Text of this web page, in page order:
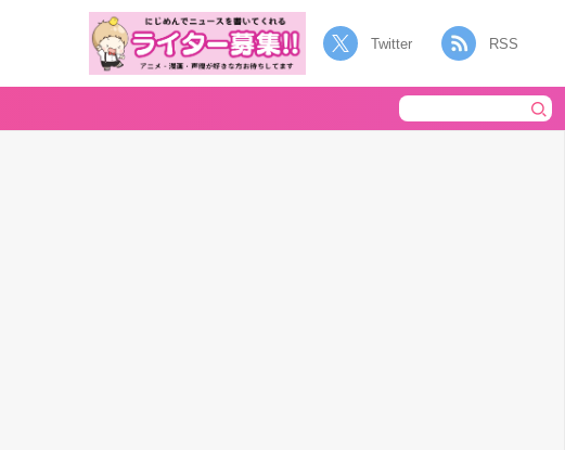
Twitter RSS